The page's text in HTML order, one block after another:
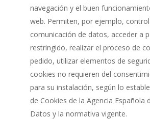
navegación y el buen
web. Permiten, por ejemplo,
comunicación de datos, acceder a
restringido, realizar el proceso de
pedido, utilizar elementos de
cookies no requieren del
para su instalación, según lo
de Cookies de la Agencia Española
Datos y la normativa vigente.